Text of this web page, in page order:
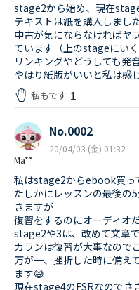
stage2から始め、現在
テキストは紙を購入しました
中古が気にならなければヤ
ています（上のstageにい
リンキングやどうしても発
やはり紙版がいいと私は感
私もです 1
Ma**
No.0002
20/04/03 (金) 01:32
私はstage2からebook買っ
たしかにレッスンの最後の
きますが
復習をするのにオーディオ
stage2や3は、改めて文章
カランは復習が大事なので
万が一、挫折した時に備え
ます😅
現在stage4のFSRなのでさ